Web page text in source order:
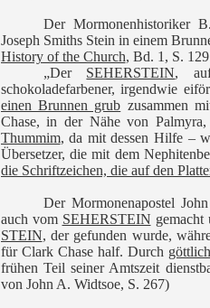
Der Mormonenhistoriker
Joseph Smiths Stein in einem
History of the Church, Bd. 1, S.
„Der SEHERSTEIN,
schokoladefarbener, irgendwie
einen Brunnen grub zusammen
Chase, in der Nähe von
Thummim, da mit dessen Hilfe –
Übersetzer, die mit dem
die Schriftzeichen, die auf den
Der Mormonenapostel
auch vom SEHERSTEIN
STEIN, der gefunden wurde,
für Clark Chase half. Durch
frühen Teil seiner Amtszeit
von John A. Widtsoe, S. 267)